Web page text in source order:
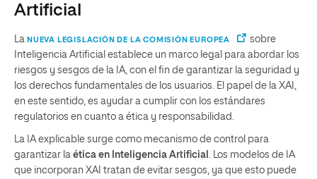
Artificial
La NUEVA LEGISLACIÓN DE LA COMISIÓN EUROPEA
sobre
Inteligencia Artificial establece un marco legal para abordar los
riesgos y sesgos de la IA, con el fin de garantizar la seguridad y
los derechos fundamentales de los usuarios. El papel de la XAI,
en este sentido, es ayudar a cumplir con los estándares
regulatorios en cuanto a ética y responsabilidad.
La IA explicable surge como mecanismo de control para
garantizar la ética en Inteligencia Artificial . Los modelos de IA
que incorporan XAI tratan de evitar sesgos, ya que esto puede